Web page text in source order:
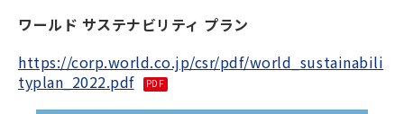
ワールド サステナビリティ プラン
https://corp.world.co.jp/csr/pdf/world_sustainabili
typlan_2022.pdf